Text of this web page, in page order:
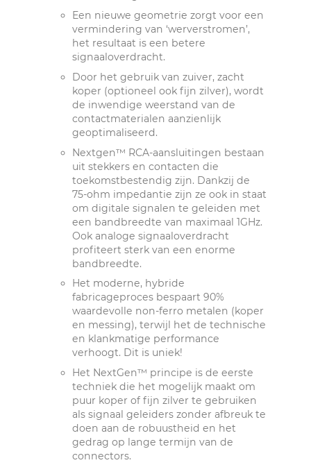
Een nieuwe geometrie zorgt voor een
vermindering van ‘werverstromen’,
het resultaat is een betere
signaaloverdracht.
Door het gebruik van zuiver, zacht
koper (optioneel ook fijn zilver), wordt
de inwendige weerstand van de
contactmaterialen aanzienlijk
geoptimaliseerd.
Nextgen™ RCA-aansluitingen bestaan
​​uit stekkers en contacten die
toekomstbestendig zijn. Dankzij de
75-ohm impedantie zijn ze ook in staat
om digitale signalen te geleiden met
een bandbreedte van maximaal 1GHz.
Ook analoge signaaloverdracht
profiteert sterk van een enorme
bandbreedte.
Het moderne, hybride
fabricageproces bespaart 90%
waardevolle non-ferro metalen (koper
en messing), terwijl het de technische
en klankmatige performance
verhoogt. Dit is uniek!
Het NextGen™ principe is de eerste
techniek die het mogelijk maakt om
puur koper of fijn zilver te gebruiken
als signaal geleiders zonder afbreuk te
doen aan de robuustheid en het
gedrag op lange termijn van de
connectors.